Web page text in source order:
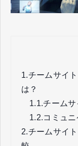
1.チームサイ
は？
1.1.チームサ
1.2.コミュ
2.チームサイ